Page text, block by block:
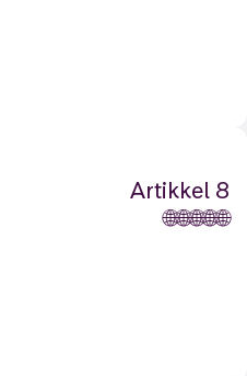
Artikkel 8
🌐🌐🌐🌐🌐